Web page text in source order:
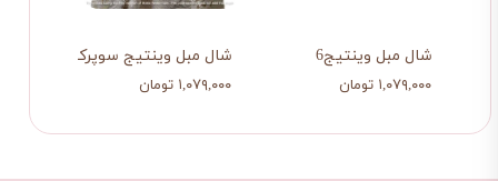
شال مبل وینتیج سوپرکلاسیک
۱,۰۷۹,۰۰۰ تومان
شال مبل وینتیج6
۱,۰۷۹,۰۰۰ تومان